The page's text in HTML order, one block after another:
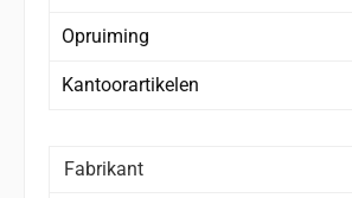
Opruiming
Kantoorartikelen
Fabrikant